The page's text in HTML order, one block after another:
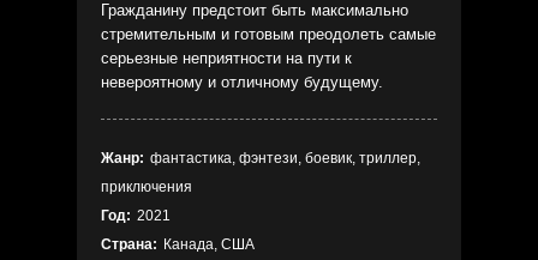
Гражданину предстоит быть максимально
стремительным и готовым преодолеть самые
серьезные неприятности на пути к
невероятному и отличному будущему.
Жанр: фантастика, фэнтези, боевик, триллер,
приключения
Год: 2021
Страна: Канада, США